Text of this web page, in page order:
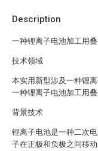
Description
一种锂离子电池加工用
技术领域
本实用新型涉及一种锂
一种锂离子电池加工用叠
背景技术
锂离子电池是一种二次
子在正极和负极之间移